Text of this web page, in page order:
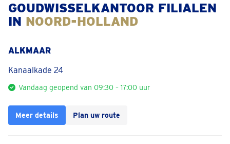
GOUDWISSELKANTOOR FILIALEN
IN NOORD-HOLLAND
ALKMAAR
Kanaalkade 24
Vandaag geopend van 09:30 – 17:00 uur
Meer details Plan uw route